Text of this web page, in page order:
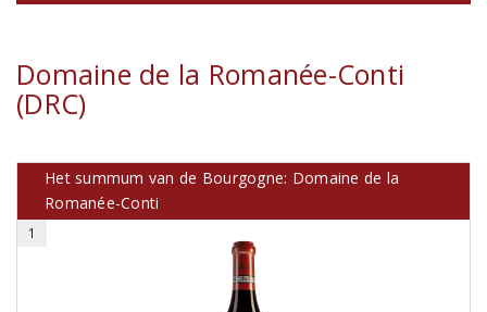
Domaine de la Romanée-Conti
(DRC)
Het summum van de Bourgogne: Domaine de la
Romanée-Conti
1